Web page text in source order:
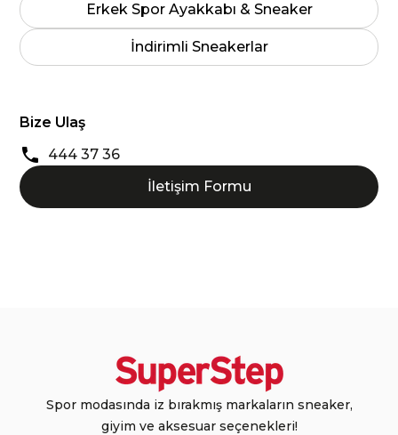
Erkek Spor Ayakkabı & Sneaker
İndirimli Sneakerlar
Bize Ulaş
444 37 36
İletişim Formu
Spor modasında iz bırakmış markaların sneaker,
giyim ve aksesuar seçenekleri!